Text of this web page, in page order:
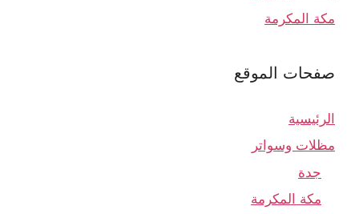
مكة المكرمة
صفحات الموقع
الرئيسية
مظلات وسواتر
جدة
مكة المكرمة